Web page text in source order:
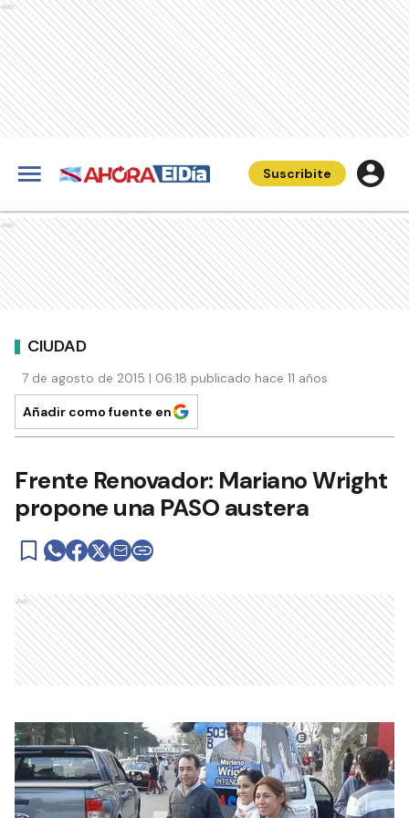
Ads
Suscribite
Ads
CIUDAD
7 de agosto de 2015 | 06:18 publicado hace 11 años
Añadir como fuente en
Frente Renovador: Mariano Wright
propone una PASO austera
Ads